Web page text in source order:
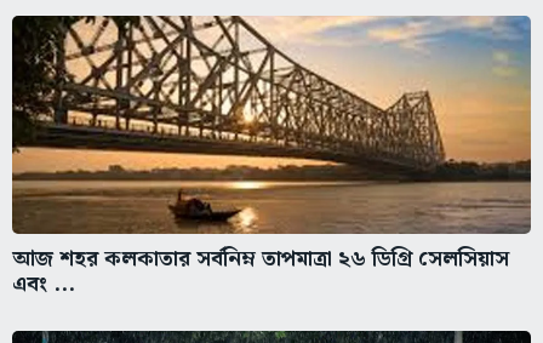
আজ শহর কলকাতার সর্বনিম্ন তাপমাত্রা ২৬ ডিগ্রি সেলসিয়াস
এবং ...